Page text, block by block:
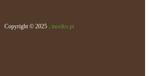
Copyright © 2025 . moriko.pt